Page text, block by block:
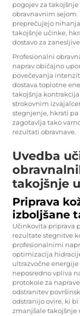
pogojev za
obravnavnim
preprečujejo
takojšnje učinke,
dostavo za
Profesionalni
naprav običajno
povečevanja
dostava toplotne
takojšnja
strokovnim
stegnjenje, hkrati
zagotavlja tako
rezultati obravnave.
Uvedba
takojšnje
Priprava
izboljšane
Učinkovita priprava
rezultate stegnitve
profesionalnimi
optimizacija
ultrazvočne
neposredno vpliva
protokole za
odstranitev
odstranijo ovire, ki
zmanjšale takojšnje